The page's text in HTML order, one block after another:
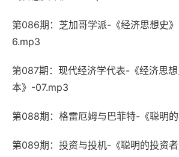
第086期：芝加哥学派-《经济思想史
6.mp3
第087期：现代经济学代表-《经济思
本》-07.mp3
第088期：格雷厄姆与巴菲特-《聪明
第089期：投资与投机-《聪明的投资